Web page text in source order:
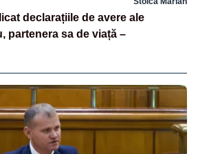
declarațiile de avere ale
partenera sa de viață –